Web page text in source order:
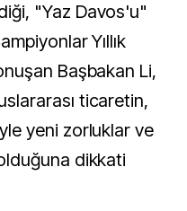
"Yaz Davos'u"
Yıllık
Başbakan Li,
ticaretin,
yeni zorluklar ve
dikkati